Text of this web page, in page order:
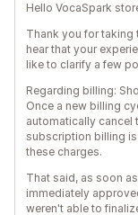
Hello VocaSpark
Thank you for taking
hear that your
like to clarify a few
Regarding billing:
Once a new billing
automatically cancel
subscription billing
these charges.
That said, as soon
immediately
weren't able to